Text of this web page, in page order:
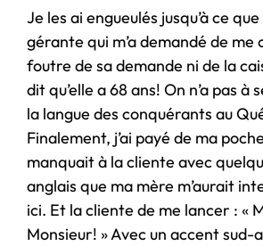
Je les ai engueulés jusqu’à ce
gérante qui m’a demandé de me
foutre de sa demande ni de la
dit qu’elle a 68 ans! On n’a pas à
la langue des conquérants au
Finalement, j’ai payé de ma
manquait à la cliente avec
anglais que ma mère m’aurait
ici. Et la cliente de me lancer : «
Monsieur! » Avec un accent